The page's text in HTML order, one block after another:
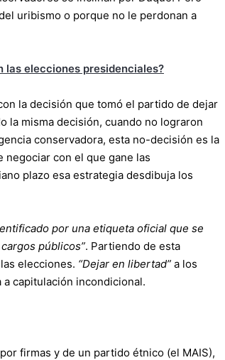
uribismo o porque no le perdonan a
las elecciones presidenciales?
la decisión que tomó el partido de dejar
la misma decisión, cuando no lograron
conservadora, esta no-decisión es la
con el que gane las
plazo esa estrategia desdibuja los
por una etiqueta oficial que se
públicos”. Partiendo de esta
elecciones. “Dejar en libertad” a los
capitulación incondicional.
firmas y de un partido étnico (el MAIS),